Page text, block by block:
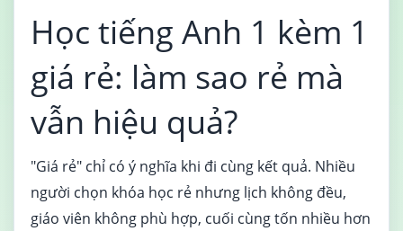
Học tiếng Anh 1 kèm 1
giá rẻ: làm sao rẻ mà
vẫn hiệu quả?
"Giá rẻ" chỉ có ý nghĩa khi đi cùng kết quả. Nhiều
người chọn khóa học rẻ nhưng lịch không đều,
giáo viên không phù hợp, cuối cùng tốn nhiều hơn